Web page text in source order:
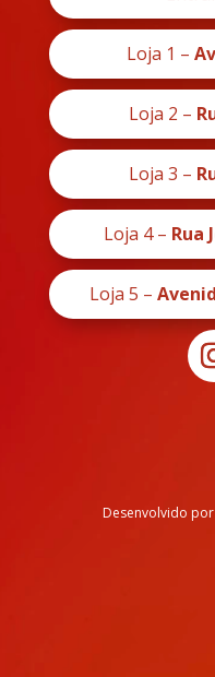
Loja 1 –
Loja 2 –
Loja 3 –
Loja 4 – Rua
Loja 5 –
Desenvolvido por